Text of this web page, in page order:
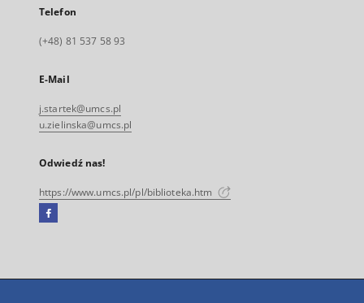
Telefon
(+48) 81 537 58 93
E-Mail
j.startek@umcs.pl
u.zielinska@umcs.pl
Odwiedź nas!
https://www.umcs.pl/pl/biblioteka.htm
Facebook
się